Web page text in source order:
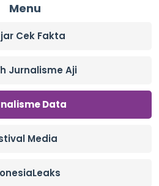
Menu
Cek Fakta
Jurnalisme Aji
Data
Media